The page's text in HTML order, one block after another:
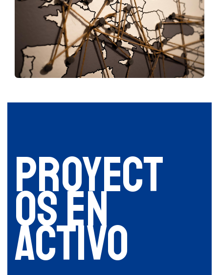
Proyect
os en
activo